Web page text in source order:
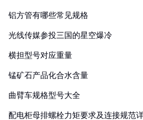
铝方管有哪些常见规格
光线传媒参投三国的星空爆冷
横担型号对应重量
锰矿石产品化合水含量
曲臂车规格型号大全
配电柜母排螺栓力矩要求及连接规范